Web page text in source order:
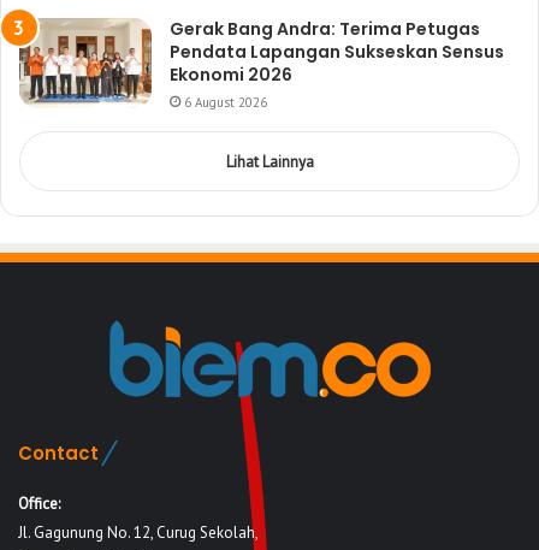
Gerak Bang Andra: Terima Petugas
Pendata Lapangan Sukseskan Sensus
Ekonomi 2026
6 August 2026
Lihat Lainnya
Contact
Office:
Jl. Gagunung No. 12, Curug Sekolah,